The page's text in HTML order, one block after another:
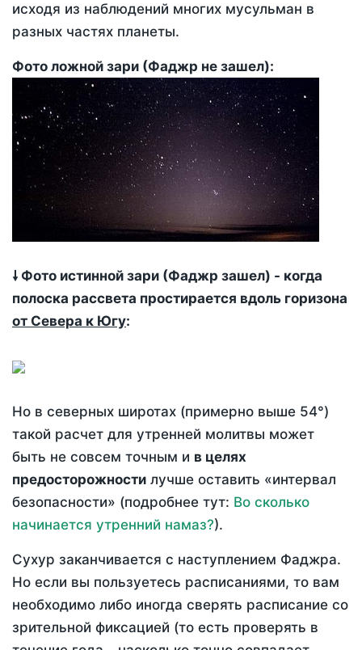
исходя из наблюдений многих мусульман в
разных частях планеты.
Фото ложной зари (Фаджр не зашел):
🠗 Фото истинной зари (Фаджр зашел) - когда
полоска рассвета простирается вдоль горизона
от Севера к Югу:
Но в северных широтах (примерно выше 54°)
такой расчет для утренней молитвы может
быть не совсем точным и в целях
предосторожности лучше оставить «интервал
безопасности» (подробнее тут: Во сколько
начинается утренний намаз?).
Сухур заканчивается с наступлением Фаджра.
Но если вы пользуетесь расписаниями, то вам
необходимо либо иногда сверять расписание со
зрительной фиксацией (то есть проверять в